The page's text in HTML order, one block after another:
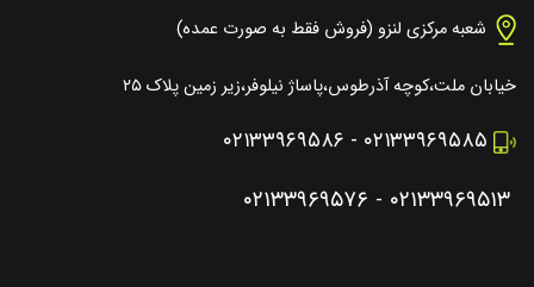
شعبه مرکزی لنزو (فروش فقط به صورت عمده)
خیابان ملت،کوچه آذرطوس،پاساژ نیلوفر،زیر زمین پلاک ۲۵
۰۲۱۳۳۹۶۹۵۸۵ - ۰۲۱۳۳۹۶۹۵۸۶
۰۲۱۳۳۹۶۹۵۱۳ - ۰۲۱۳۳۹۶۹۵۷۶